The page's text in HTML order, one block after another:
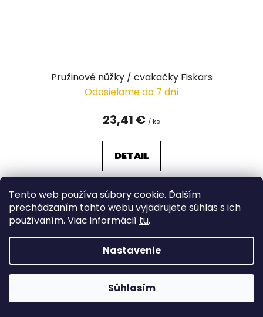
Tento web používa súbory cookie. Ďalším
prechádzaním tohto webu vyjadrujete súhlas s ich
používaním. Viac informácií tu.
Nastavenie
Súhlasím
Pružinové nůžky / cvakačky Fiskars
Odosielame do 7 dní
23,41 € / ks
DETAIL